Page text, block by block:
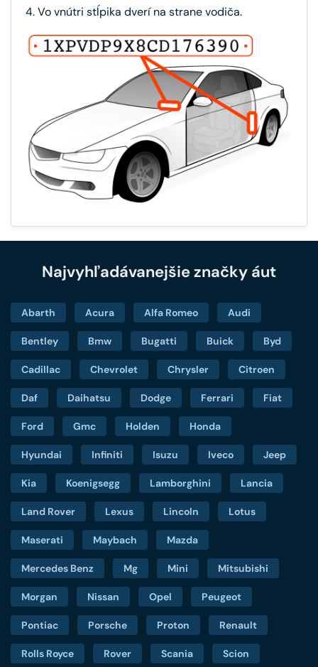
4. Vo vnútri stĺpika dverí na strane vodiča.
Najvyhľadávanejšie značky áut
Abarth Acura Alfa Romeo Audi
Bentley Bmw Bugatti Buick Byd
Cadillac Chevrolet Chrysler Citroen
Daf Daihatsu Dodge Ferrari Fiat
Ford Gmc Holden Honda
Hyundai Infiniti Isuzu Iveco Jeep
Kia Koenigsegg Lamborghini Lancia
Land Rover Lexus Lincoln Lotus
Maserati Maybach Mazda
Mercedes Benz Mg Mini Mitsubishi
Morgan Nissan Opel Peugeot
Pontiac Porsche Proton Renault
Rolls Royce Rover Scania Scion